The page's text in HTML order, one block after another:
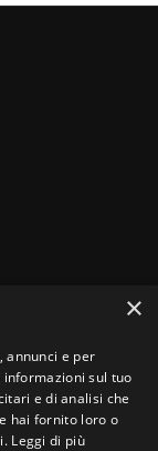
×
annunci e per
sul tuo
e di analisi che
hai fornito loro o
Leggi di più